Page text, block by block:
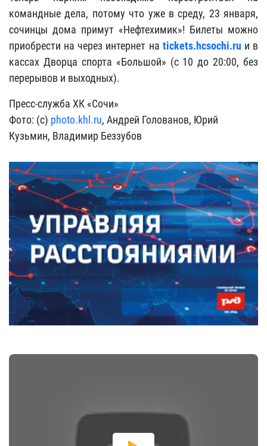
командные дела, потому что уже в среду, 23 января,
сочинцы дома примут «Нефтехимик»! Билеты можно
приобрести на через интернет на tickets.hcsochi.ru и в
кассах Дворца спорта «Большой» (с 10 до 20:00, без
перерывов и выходных).
Пресс-служба ХК «Сочи»
Фото: (c) photo.khl.ru, Андрей Голованов, Юрий
Кузьмин, Владимир Беззубов